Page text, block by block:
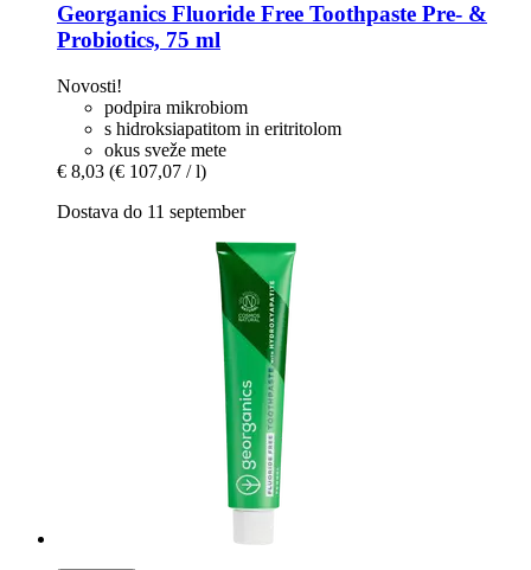
Georganics Fluoride Free Toothpaste Pre-​ &
Probiotics, 75 ml
Novosti!
podpira mikrobiom
s hidroksiapatitom in eritritolom
okus sveže mete
€ 8,03 (€ 107,07 / l)
Dostava do 11 september